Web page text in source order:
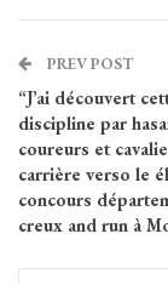
PREV POST
“J’ai découvert
discipline par
coureurs et
carrière verso le
concours
creux and run à